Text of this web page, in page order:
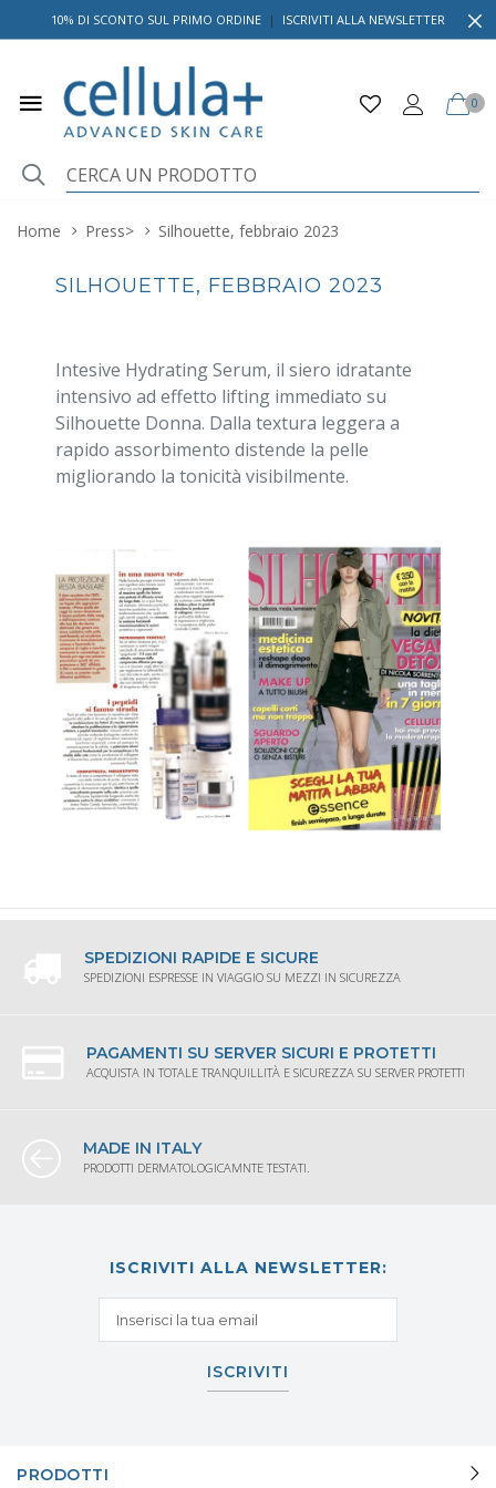
10% DI SCONTO SUL PRIMO ORDINE | ISCRIVITI ALLA NEWSLETTER
0
Home Press> Silhouette, febbraio 2023
SILHOUETTE, FEBBRAIO 2023
Intesive Hydrating Serum, il siero idratante
intensivo ad effetto lifting immediato su
Silhouette Donna. Dalla textura leggera a
rapido assorbimento distende la pelle
migliorando la tonicità visibilmente.
SPEDIZIONI RAPIDE E SICURE
SPEDIZIONI ESPRESSE IN VIAGGIO SU MEZZI IN SICUREZZA
PAGAMENTI SU SERVER SICURI E PROTETTI
ACQUISTA IN TOTALE TRANQUILLITÀ E SICUREZZA SU SERVER PROTETTI
MADE IN ITALY
PRODOTTI DERMATOLOGICAMNTE TESTATI.
ISCRIVITI ALLA NEWSLETTER:
ISCRIVITI
PRODOTTI